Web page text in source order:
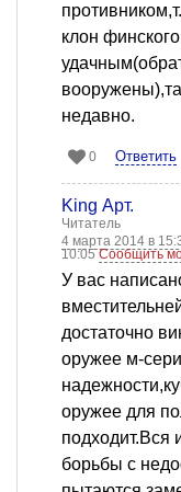
клон
недавно.
0 Ответить
King Арт.
Читатель
4 марта 2014 в
10:05Сообщить
У вас
достаточно
оружее м-
оружее для
подходит.Вся
борьбы с